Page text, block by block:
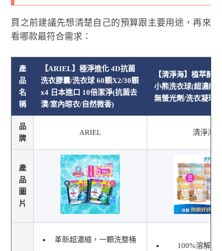
買之前建議先想清楚自己的預算跟主要用途，再來
看哪款最符合需求：
產
品
名
稱
【ARIEL】極淨進化 4D抗菌
洗衣膠囊/洗衣球 60顆X2/30顆
x4 日本進口 10倍潔淨(抗菌去
漬/室內晾衣/自然微香)
【清淨海】植萃酵
小熊洗衣球(超濃縮/
無螢光劑/洗衣凝珠/
品
牌
ARIEL 清淨海
產
品
圖
片
革新超濃縮，一顆洗整桶
100%溶解超